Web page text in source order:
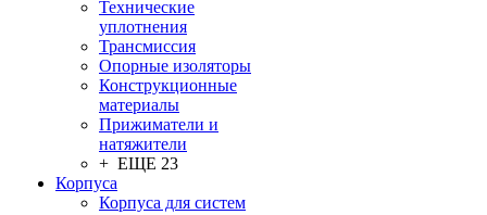
Технические
уплотнения
Трансмиссия
Опорные изоляторы
Конструкционные
материалы
Прижиматели и
натяжители
+ ЕЩЕ 23
Корпуса
Корпуса для систем